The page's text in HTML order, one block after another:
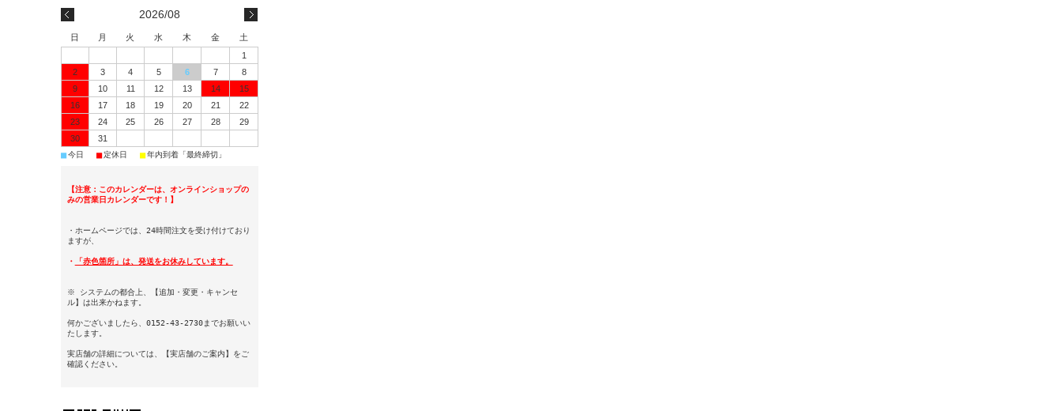
2026/08
日 月 火 水 木 金
土
1
2
3 4 5 6 7
8
9
10 11 12 13 14
15
16
17 18 19 20 21
22
23
24 25 26 27 28
29
30
31
■今日 ■定休日 ■年内到着「最終締切」
【注意：このカレンダーは、オンラインショップの
みの営業日カレンダーです！】
・ホームページでは、24時間注文を受け付けており
ますが、
・ 「赤色箇所」は、発送をお休みしています。
※ システムの都合上、【追加・変更・キャンセ
ル】は出来かねます。
何かございましたら、0152-43-2730までお願いい
たします。
実店舗の詳細については、【実店舗のご案内】をご
確認ください。